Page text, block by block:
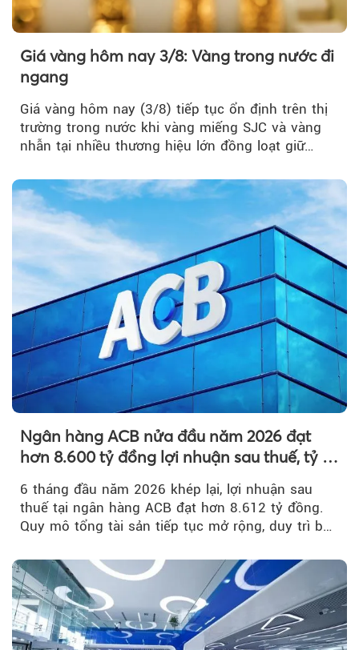
Giá vàng hôm nay 3/8: Vàng trong nước đi
ngang
Giá vàng hôm nay (3/8) tiếp tục ổn định trên thị
trường trong nước khi vàng miếng SJC và vàng
nhẫn tại nhiều thương hiệu lớn đồng loạt giữ
Ngân hàng ACB nửa đầu năm 2026 đạt
hơn 8.600 tỷ đồng lợi nhuận sau thuế, tỷ lệ
nợ xấu thấp nhất ngành
6 tháng đầu năm 2026 khép lại, lợi nhuận sau
thuế tại ngân hàng ACB đạt hơn 8.612 tỷ đồng.
Quy mô tổng tài sản tiếp tục mở rộng, duy trì bộ